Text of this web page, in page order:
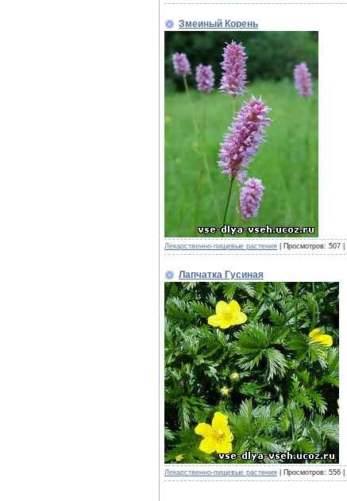
Змеиный Корень
Лекарственно-пищевые растения Просмотров: 507
Лапчатка Гусиная
Лекарственно-пищевые растения Просмотров: 556